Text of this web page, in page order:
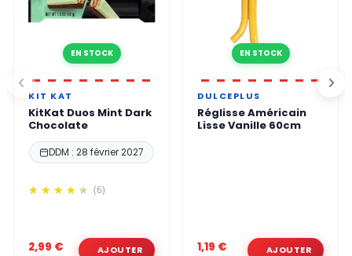
EN STOCK
KIT KAT
KitKat Duos Mint Dark
Chocolate
DDM : 28 février 2027
(6)
2,99 €
EN STOCK
DULCEPLUS
Réglisse Américain
Lisse Vanille 60cm
1,19 €